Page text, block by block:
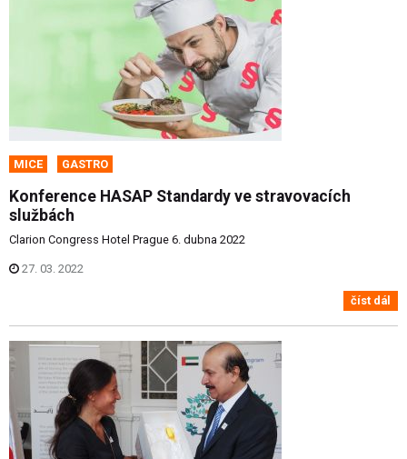
MICE GASTRO
Konference HASAP Standardy ve stravovacích
službách
Clarion Congress Hotel Prague 6. dubna 2022
27. 03. 2022
číst dál